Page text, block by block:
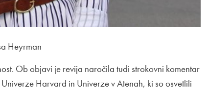
Heyrman
Ob objavi je revija naročila tudi strokovni komentar
Harvard in Univerze v Atenah, ki so osvetlili